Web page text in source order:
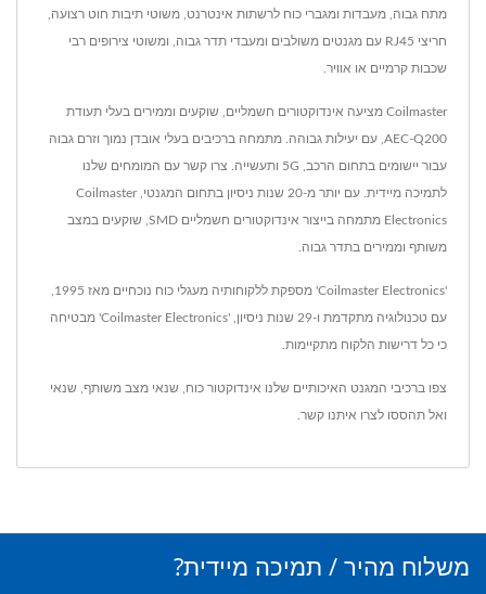
מתח גבוה, מעבדות ומגברי כוח לרשתות אינטרנט, משוטי תיבות חוט רצועה,
חריצי RJ45 עם מגנטים משולבים ומעבדי תדר גבוה, ומשוטי צירופים רבי
שכבות קרמיים או אוויר.
Coilmaster מציעה אינדוקטורים חשמליים, שוקעים וממירים בעלי תעודת
AEC-Q200, עם יעילות גבוהה. מתמחה ברכיבים בעלי אובדן נמוך וזרם גבוה
עבור יישומים בתחום הרכב, 5G ותעשייה. צרו קשר עם המומחים שלנו
לתמיכה מיידית. עם יותר מ-20 שנות ניסיון בתחום המגנטי, Coilmaster
Electronics מתמחה בייצור אינדוקטורים חשמליים SMD, שוקעים במצב
משותף וממירים בתדר גבוה.
עם טכנולוגיה מתקדמת ו-29 שנות ניסיון, 'Coilmaster Electronics' מבטיחה
כי כל דרישות הלקוח מתקיימות.
צפו ברכיבי המגנט האיכותיים שלנו אינדוקטור כוח שנאי מצב משותף שנאי
ואל תהססו לצרו איתנו קשר
משלוח מהיר / תמיכה מיידית?